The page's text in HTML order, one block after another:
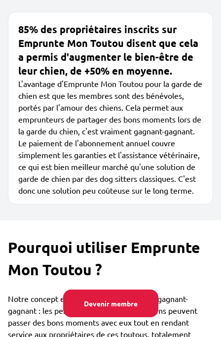
Devenir membre
85% des propriétaires inscrits sur
Emprunte Mon Toutou disent que cela
a permis d'augmenter le bien-être de
leur chien, de +50% en moyenne.
L'avantage d'Emprunte Mon Toutou pour la garde de
chien est que les membres sont des bénévoles,
portés par l'amour des chiens. Cela permet aux
emprunteurs de partager des bons moments lors de
la garde du chien, c'est vraiment gagnant-gagnant.
Le paiement de l'abonnement annuel couvre
simplement les garanties et l'assistance vétérinaire,
ce qui est bien meilleur marché qu'une solution de
garde de chien par des dog sitters classiques. C'est
donc une solution peu coûteuse sur le long terme.
Pourquoi utiliser Emprunte
Mon Toutou ?
Notre concept est collaboratif et vraiment gagnant-
gagnant : les personnes qui aiment les chiens peuvent
passer des bons moments avec eux tout en rendant
service aux propriétaires de ces toutous, totalement